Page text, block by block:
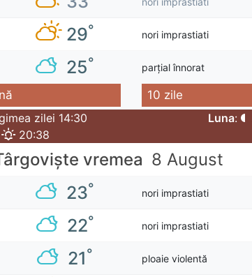
29° nori imprastiati
25° parțial înnorat
10 zile
zilei 14:30
20:38
Luna:
vremea 8 August
23° nori imprastiati
22° nori imprastiati
21° ploaie violentă